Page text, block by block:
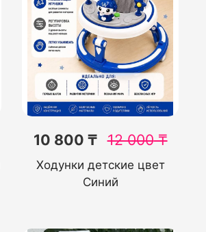
10 800 ₸ 12 000₸
Ходунки детские цвет
Синий